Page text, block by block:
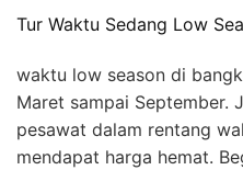
Tur Waktu Sedang Low
waktu low season di
Maret sampai September.
pesawat dalam rentang
mendapat harga hemat.